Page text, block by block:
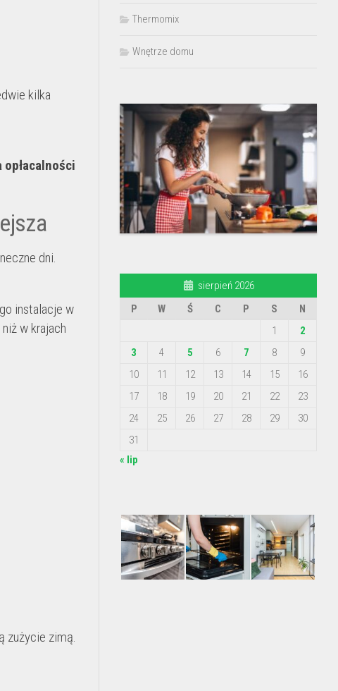
kilka
dni.
instalacje w
w krajach
zużycie zimą.
Thermomix
Wnętrze domu
sierpień 2026
P
W Ś C P S
N
1
2
3
4 5 6 7 8
9
10
11 12 13 14 15
16
17
18 19 20 21 22
23
24
25 26 27 28 29
30
31
« lip